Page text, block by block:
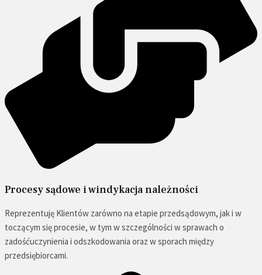
Procesy sądowe i windykacja należności
Reprezentuję Klientów zarówno na etapie przedsądowym, jak i w
toczącym się procesie, w tym w szczególności w sprawach o
zadośćuczynienia i odszkodowania oraz w sporach między
przedsiębiorcami.